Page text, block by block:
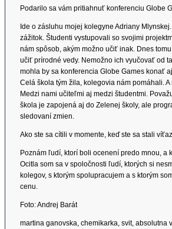
Podarilo sa vám pritiahnuť konferenciu Globe
Ide o zásluhu mojej kolegyne Adriany
zážitok. Študenti vystupovali so svojimi
nám spôsob, akým možno učiť inak. Dnes
učiť prírodné vedy. Nemožno ich vyučovať od
mohla by sa konferencia Globe Games konať
Celá škola tým žila, kolegovia nám pomáhali.
Medzi nami učiteľmi aj medzi študentmi.
škola je zapojená aj do Zelenej školy, ale
sledovaní zmien.
Ako ste sa cítili v momente, keď ste sa stali
Poznám ľudí, ktorí boli ocenení predo mnou, a
Ocitla som sa v spoločnosti ľudí, ktorých si
kolegov, s ktorým spolupracujem a s ktorým
cenu.
Foto: Andrej Barát
martina ganovska, chemikarka, svit, absolutna